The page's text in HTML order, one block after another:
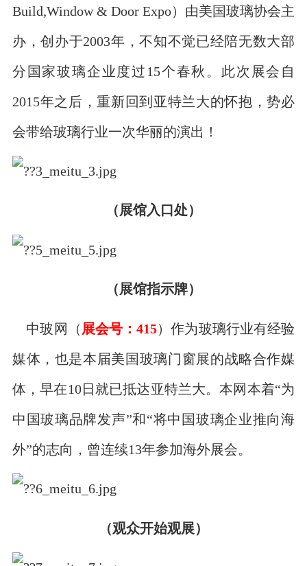
Build,Window & Door Expo）由美国玻璃协会主
办，创办于2003年，不知不觉已经陪无数大部
分国家玻璃企业度过15个春秋。此次展会自
2015年之后，重新回到亚特兰大的怀抱，势必
会带给玻璃行业一次华丽的演出！
（展馆入口处）
（展馆指示牌）
中玻网（ 展会号：415）作为玻璃行业有经验
媒体，也是本届美国玻璃门窗展的战略合作媒
体，早在10日就已抵达亚特兰大。本网本着“为
中国玻璃品牌发声”和“将中国玻璃企业推向海
外”的志向，曾连续13年参加海外展会。
（观众开始观展）